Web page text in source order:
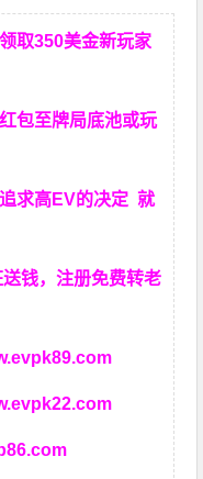
取350美金新玩家
包至牌局底池或玩
追求高EV的决定就
钱，注册免费转老